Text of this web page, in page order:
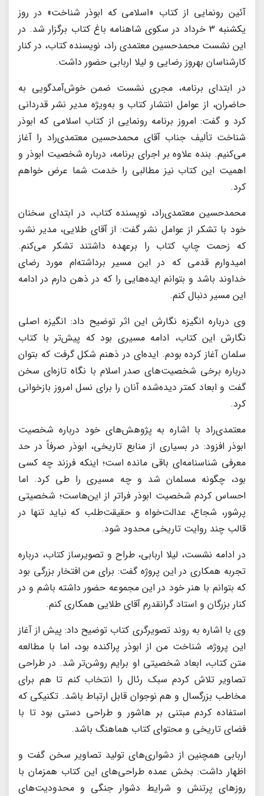
آئین رونمایی از کتاب «اسلامی که ابوذر شناخت» در روز
یکشنبه 3 خرداد در سکوی شاهنامه باغ کتاب برگزار شد. در
این نشست محمدحسین معتمدی راد، نویسنده کتاب، در کنار
کارشناسان بهروز رضایی و لیلا اربابی حضور داشت.
در ابتدای برنامه، مجری نشست ضمن خوش‌آمدگویی به
حاضران، از عوامل انتشار کتاب و به‌ویژه مدیر نشر قدردانی
کرد و گفت: امروز برنامه رونمایی از کتاب اسلامی که ابوذر
شناخت تألیف جناب آقای محمدحسین معتمدی‌راد را آغاز
می‌کنیم. بنده علاوه بر اجرای برنامه، درباره شخصیت ابوذر و
اهمیت این کتاب نیز مطالبی را خدمت شما عرض خواهم
کرد.
محمدحسین معتمدی‌راد، نویسنده کتاب، در ابتدای سخنان
خود با تشکر از عوامل نشر گفت: از آقای طلایی، مدیر نشر،
که زحمت چاپ کتاب را برعهده داشتند تشکر می‌کنم.
امیدوارم قدمی که در این مسیر برداشته‌ام مورد رضای
خداوند باشد و بتوانم ایده‌هایی را که در ذهن دارم در ادامه
این مسیر دنبال کنم.
وی درباره انگیزه نگارش این اثر توضیح داد: انگیزه اصلی
نگارش این کتاب، ادامه مسیری بود که پیش‌تر با کتاب
سلمان آغاز کرده بودم. ایده‌ای در ذهنم شکل گرفت که بتوان
درباره برخی شخصیت‌های صدر اسلام با نگاه تازه‌ای سخن
گفت و ابعاد کمتر دیده‌شده آنان را برای نسل امروز بازخوانی
کرد.
معتمدی‌راد با اشاره به پژوهش‌های خود درباره شخصیت
ابوذر افزود: در بسیاری از منابع تاریخی، ابوذر صرفاً در حد
معرفی شناسنامه‌ای باقی مانده است؛ اینکه فرزند چه کسی
بود، چگونه مسلمان شد و چه مسیری را طی کرد. اما
احساس کردم شخصیت ابوذر فراتر از این‌هاست؛ شخصیتی
پرشور، شجاع، عدالت‌خواه و حقیقت‌طلب که نباید تنها در
قالب چند روایت تاریخی محدود شود.
در ادامه نشست، لیلا اربابی، طراح و تصویرساز کتاب، درباره
تجربه همکاری در این پروژه گفت: برای من افتخار بزرگی بود
که بتوانم با هنر خود در این مجموعه حضور داشته باشم و در
کنار بزرگان و استاد گرانقدرم آقای طلایی همکاری کنم.
وی با اشاره به روند تصویرگری کتاب توضیح داد: پیش از آغاز
این پروژه، شناخت من از ابوذر پراکنده بود، اما با مطالعه
متن کتاب، ابعاد شخصیتی او برایم روشن‌تر شد. در طراحی
تصاویر تلاش کردم سبک رئال را انتخاب کنم تا هم برای
مخاطب بزرگسال و هم نوجوان قابل ارتباط باشد. تکنیکی که
استفاده کردم مبتنی بر هاشور و طراحی دستی بود تا با
فضای تاریخی و محتوای کتاب هماهنگ باشد.
اربابی همچنین از دشواری‌های تولید تصاویر سخن گفت و
اظهار داشت: بخش عمده طراحی‌های این کتاب همزمان با
روزهای پرتنش و شرایط دشوار جنگی و محدودیت‌های